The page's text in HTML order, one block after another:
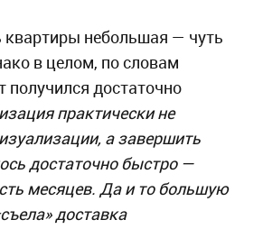
небольшая — чуть
в целом, по словам
получился достаточно
практически не
а завершить
достаточно быстро —
месяцев. Да и то большую
доставка